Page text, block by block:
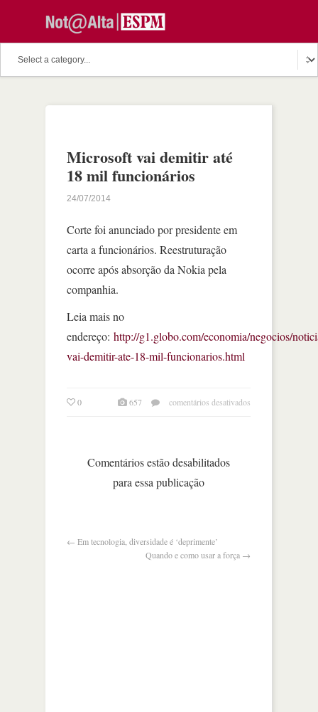
Microsoft vai demitir até
18 mil funcionários
24/07/2014
Corte foi anunciado por presidente em
carta a funcionários. Reestruturação
ocorre após absorção da Nokia pela
companhia.
Leia mais no
endereço: http://g1.globo.com/economia/negocios/
vai-demitir-ate-18-mil-funcionarios.html
0 657 comentários desativados
Comentários estão desabilitados
para essa publicação
← Em tecnologia, diversidade é ‘deprimente’
Quando e como usar a força →